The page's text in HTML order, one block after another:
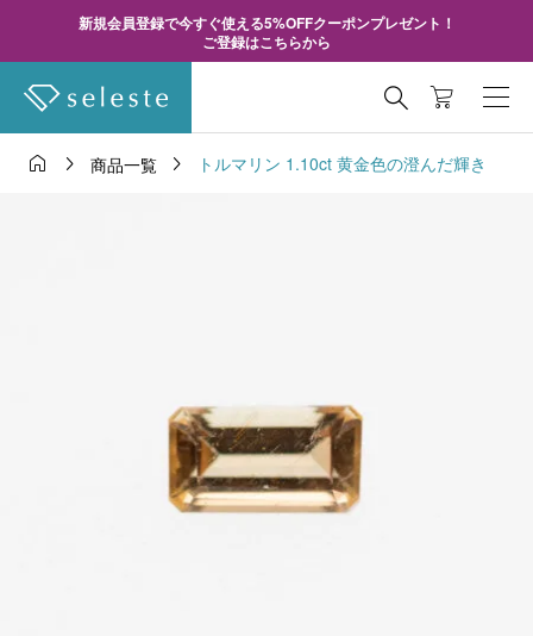
新規会員登録で今すぐ使える5%OFFクーポンプレゼント！
ご登録はこちらから

  商品一覧  トルマリン 1.10ct 黄金色の澄んだ輝き